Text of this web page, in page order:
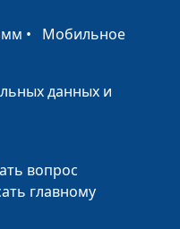
Довгель,
• Мобильное
данных и
вопрос
главному